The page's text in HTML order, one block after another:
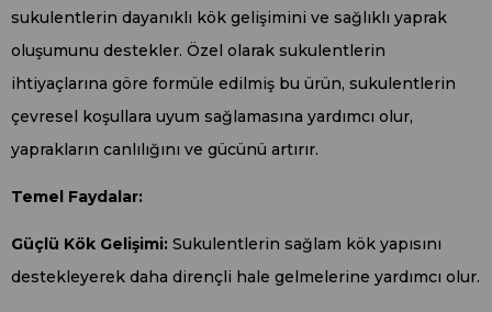
sukulentlerin dayanıklı kök gelişimini ve sağlıklı yaprak
oluşumunu destekler. Özel olarak sukulentlerin
ihtiyaçlarına göre formüle edilmiş bu ürün, sukulentlerin
çevresel koşullara uyum sağlamasına yardımcı olur,
yaprakların canlılığını ve gücünü artırır.
Temel Faydalar:
Güçlü Kök Gelişimi: Sukulentlerin sağlam kök yapısını
destekleyerek daha dirençli hale gelmelerine yardımcı olur.